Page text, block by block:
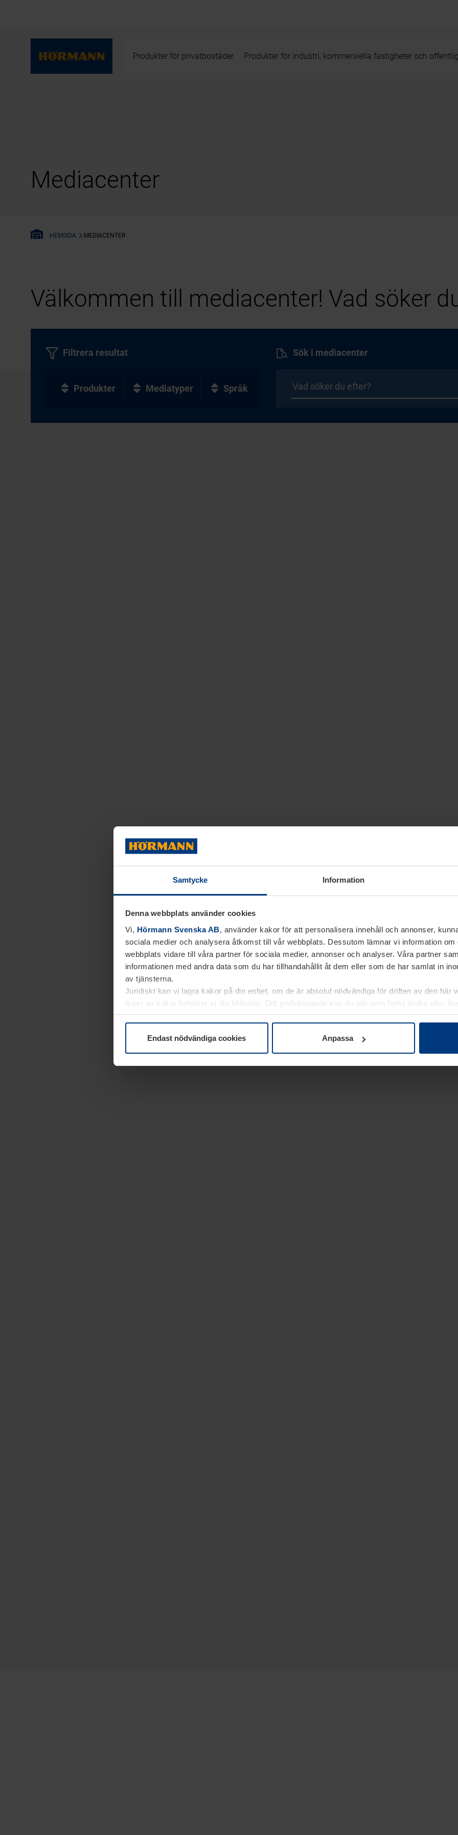
Samtycke Information
Denna webbplats använder cookies
Vi, Hörmann Svenska AB, använder kakor för att personalisera innehåll och annonser,
sociala medier och analysera åtkomst till vår webbplats. Dessutom lämnar vi information om
webbplats vidare till våra partner för sociala medier, annonser och analyser. Våra partner
informationen med andra data som du har tillhandahållit åt dem eller som de har samlat in
av tjänsterna.
Juridiskt kan vi lagra kakor på din enhet, om de är absolut nödvändiga för driften av den här
typer av kakor behöver vi din tillåtelse. Ditt godkännande kan du när som helst ändra eller
kakor underDataskyddsförklaringpå vår webbplats.
Endast nödvändiga cookies Anpassa
Produkter för privatbostäder Produkter för industri, kommersiella fastigheter och
Mediacenter
HEMSIDA MEDIACENTER
Välkommen till mediacenter! Vad söker
Sök i mediacenter
Filtrera resultat
Produkter Mediatyper Språk